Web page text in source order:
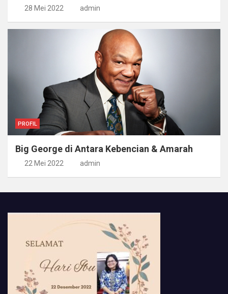
28 Mei 2022 admin
PROFIL
Big George di Antara Kebencian & Amarah
22 Mei 2022 admin